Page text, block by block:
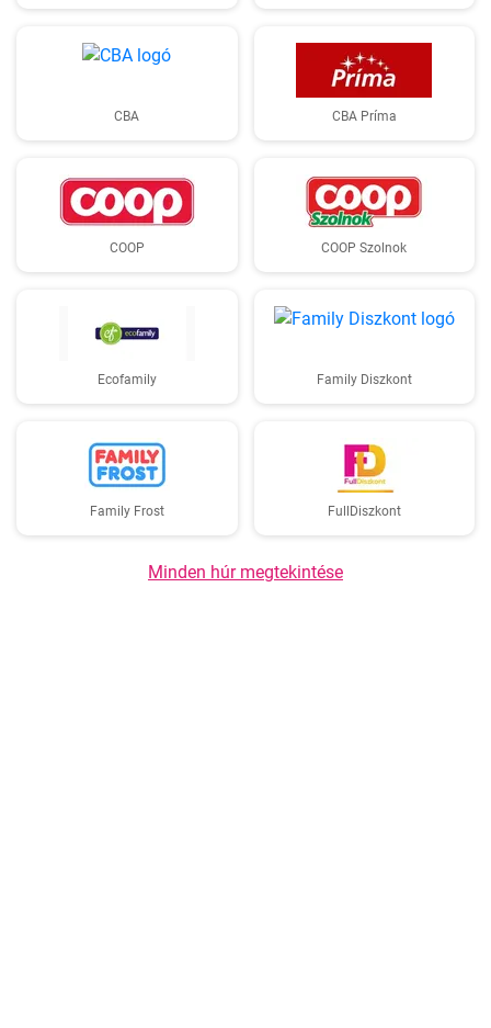
CBA CBA Príma
COOP COOP Szolnok
Ecofamily Family Diszkont
Family Frost FullDiszkont
Minden húr megtekintése